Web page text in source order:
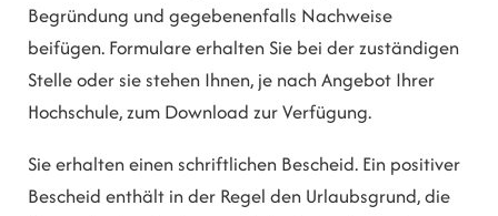
Begründung und gegebenenfalls Nachweise
beifügen. Formulare erhalten Sie bei der zuständigen
Stelle oder sie stehen Ihnen, je nach Angebot Ihrer
Hochschule, zum Download zur Verfügung.
Sie erhalten einen schriftlichen Bescheid. Ein positiver
Bescheid enthält in der Regel den Urlaubsgrund, die